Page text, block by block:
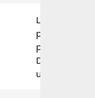
Lançamento
parcialmente
procedente.
Decisão
unânime.